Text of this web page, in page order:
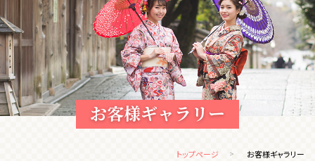
お客様ギャラリー
トップページ お客様ギャラリー